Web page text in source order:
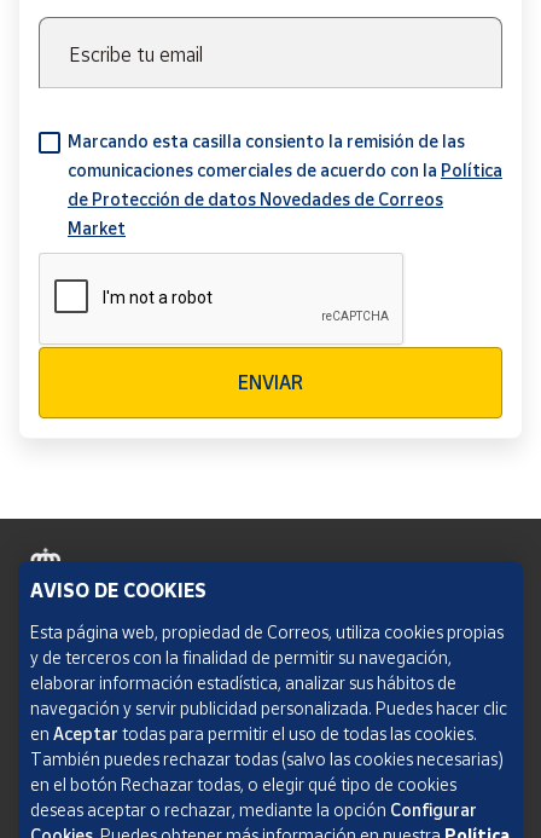
Escribe tu email
Marcando esta casilla consiento la remisión de las
comunicaciones comerciales de acuerdo con la Política
de Protección de datos Novedades de Correos
Market
ENVIAR
Política de cookies
Aviso legal
Condiciones del servicio
Política de Privacidad Web
Informe de transparencia
AVISO DE COOKIES
Esta página web, propiedad de Correos, utiliza cookies propias
y de terceros con la finalidad de permitir su navegación,
elaborar información estadística, analizar sus hábitos de
navegación y servir publicidad personalizada. Puedes hacer clic
en Aceptar todas para permitir el uso de todas las cookies.
También puedes rechazar todas (salvo las cookies necesarias)
en el botón Rechazar todas, o elegir qué tipo de cookies
deseas aceptar o rechazar, mediante la opción Configurar